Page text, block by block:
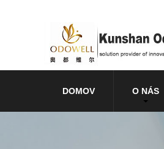
DOMOV O NÁS